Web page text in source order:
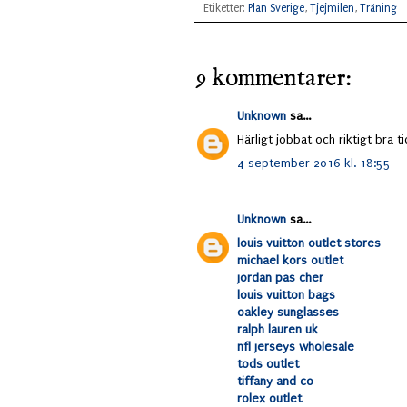
Etiketter: Plan Sverige, Tjejmilen, Träning
9 kommentarer:
Unknown sa...
Härligt jobbat och riktigt bra
4 september 2016 kl. 18:55
Unknown sa...
louis vuitton outlet stores
michael kors outlet
jordan pas cher
louis vuitton bags
oakley sunglasses
ralph lauren uk
nfl jerseys wholesale
tods outlet
tiffany and co
rolex outlet